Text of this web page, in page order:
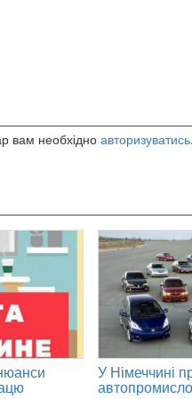
вам необхідно авторизуватись